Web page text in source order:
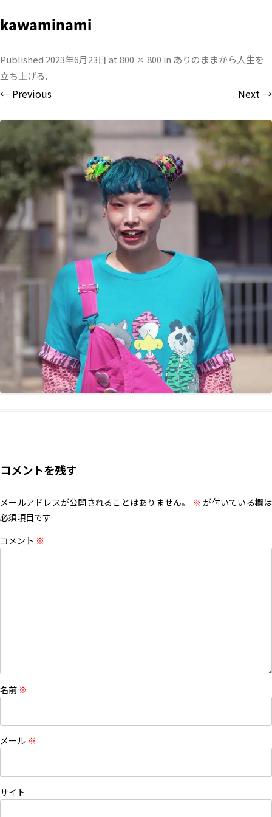
kawaminami
Published 2023年6月23日 at800 × 800 in ありのままから人生を
立ち上げる.
← Previous Next →
コメントを残す
メールアドレスが公開されることはありません。 ※ が付いている欄は
必須項目です
コメント ※
名前 ※
メール ※
サイト